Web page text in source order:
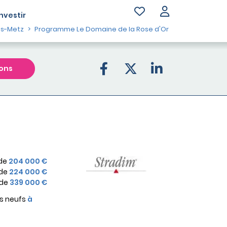
Metz Programme Le Domaine de la Rose d'Or
204 000 €
224 000 €
339 000 €
neufs à